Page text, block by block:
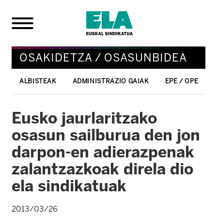
OSAKIDETZA / OSASUNBIDEA
ALBISTEAK ADMINISTRAZIO GAIAK EPE / OPE
Eusko jaurlaritzako
osasun sailburua den jon
darpon-en adierazpenak
zalantzazkoak direla dio
ela sindikatuak
2013/03/26